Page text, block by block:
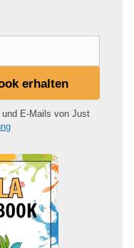
erhalten
E-Mails von Just